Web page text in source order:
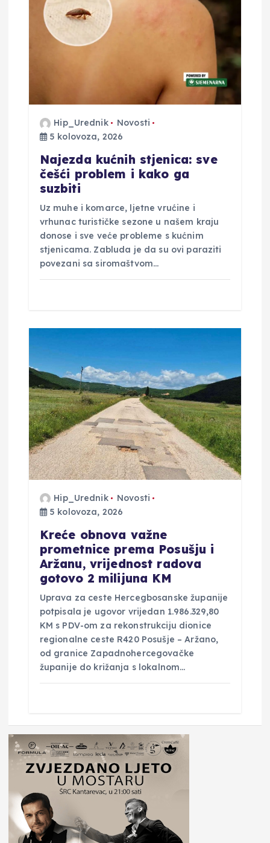
o
Hip_Urednik
Novosti
5 kolovoza, 2026
Najezda kućnih stjenica: sve
češći problem i kako ga
suzbiti
Uz muhe i komarce, ljetne vrućine i
vrhunac turističke sezone u našem kraju
donose i sve veće probleme s kućnim
stjenicama. Zabluda je da su ovi paraziti
povezani sa siromaštvom…
Hip_Urednik
Novosti
5 kolovoza, 2026
Kreće obnova važne
prometnice prema Posušju i
Aržanu, vrijednost radova
gotovo 2 milijuna KM
Uprava za ceste Hercegbosanske županije
potpisala je ugovor vrijedan 1.986.329,80
KM s PDV-om za rekonstrukciju dionice
regionalne ceste R420 Posušje – Aržano,
od granice Zapadnohercegovačke
županije do križanja s lokalnom…